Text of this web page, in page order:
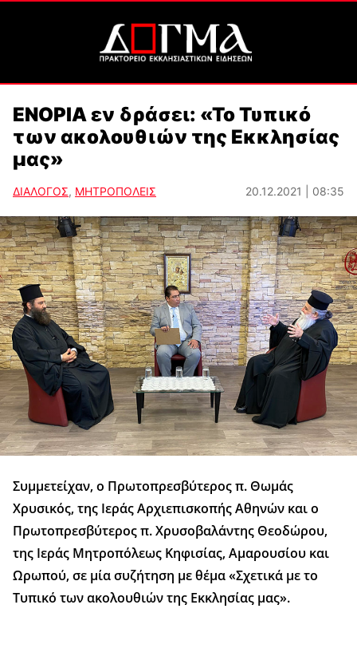
ΕΝΟΡΙΑ εν δράσει: «Το Τυπικό
των ακολουθιών της Εκκλησίας
μας»
ΔΙΑΛΟΓΟΣ, ΜΗΤΡΟΠΟΛΕΙΣ 20.12.2021 | 08:35
Συμμετείχαν, ο Πρωτοπρεσβύτερος π. Θωμάς
Χρυσικός, της Ιεράς Αρχιεπισκοπής Αθηνών και ο
Πρωτοπρεσβύτερος π. Χρυσοβαλάντης Θεοδώρου,
της Ιεράς Μητροπόλεως Κηφισίας, Αμαρουσίου και
Ωρωπού, σε μία συζήτηση με θέμα «Σχετικά με το
Τυπικό των ακολουθιών της Εκκλησίας μας».